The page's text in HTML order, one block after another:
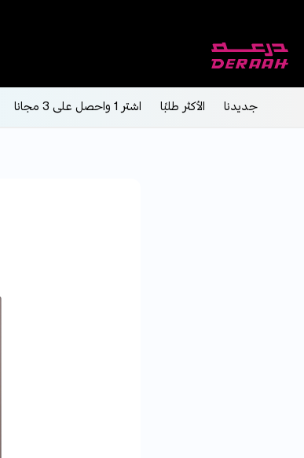
جديدنا الأكثر طلبًا اشتر 1 واحصل على 3 مجانا